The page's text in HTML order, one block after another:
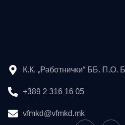
К.К. „Работнички“ ББ. П.О.
+389 2 316 16 05
vfmkd@vfmkd.mk